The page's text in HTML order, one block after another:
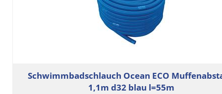
Schwimmbadschlauch Ocean ECO
1,1m d32 blau l=55m